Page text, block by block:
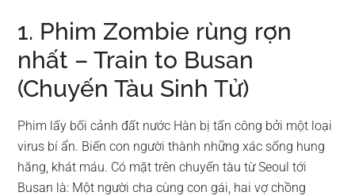
1. Phim Zombie rùng rợn
nhất – Train to Busan
(Chuyến Tàu Sinh Tử)
Phim lấy bối cảnh đất nước Hàn bị tấn công bởi một loại
virus bí ẩn. Biến con người thành những xác sống hung
hăng, khát máu. Có mặt trên chuyến tàu từ Seoul tới
Busan là: Một người cha cùng con gái, hai vợ chồng